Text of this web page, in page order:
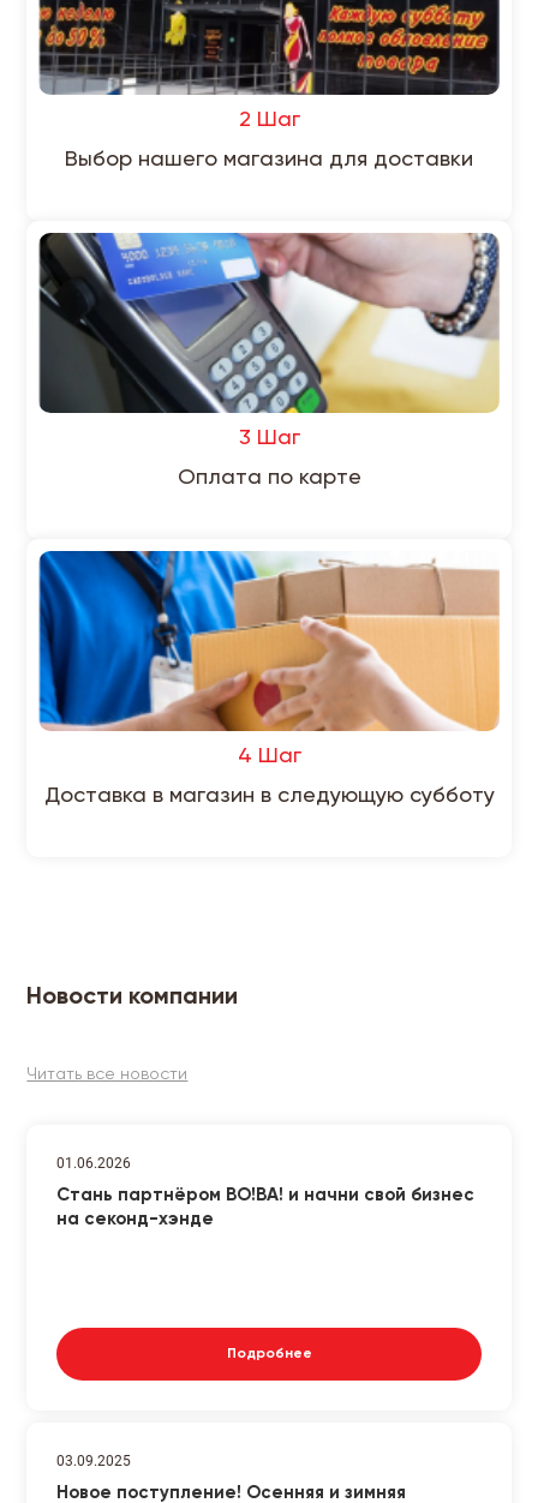
2 Шаг
Выбор нашего магазина для доставки
3 Шаг
Оплата по карте
4 Шаг
Доставка в магазин в следующую субботу
Новости компании
Читать все новости
01.06.2026
Стань партнёром ВО!ВА! и начни свой бизнес
на секонд-хэнде
Подробнее
03.09.2025
Новое поступление! Осенняя и зимняя